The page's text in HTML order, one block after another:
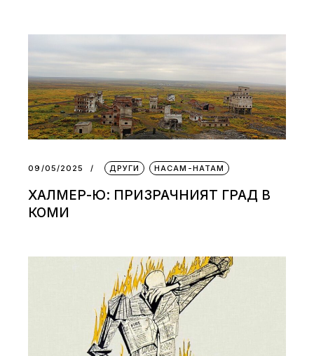
09/05/2025 ДРУГИ НАСАМ-НАТАМ
ХАЛМЕР-Ю: ПРИЗРАЧНИЯТ ГРАД В
КОМИ